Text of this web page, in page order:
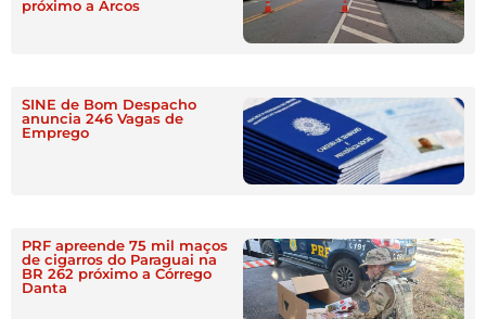
próximo a Arcos
SINE de Bom Despacho
anuncia 246 Vagas de
Emprego
PRF apreende 75 mil maços
de cigarros do Paraguai na
BR 262 próximo a Córrego
Danta